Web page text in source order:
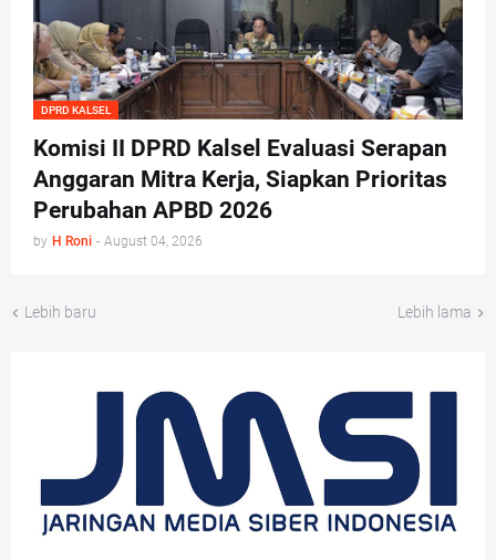
DPRD KALSEL
Komisi II DPRD Kalsel Evaluasi Serapan
Anggaran Mitra Kerja, Siapkan Prioritas
Perubahan APBD 2026
by H Roni - August 04, 2026
Lebih baru Lebih lama